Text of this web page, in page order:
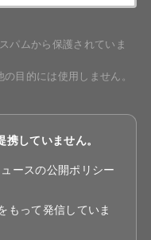
パムから保護されていま
目的には使用しません。
していません。
ースの公開ポリシー
もって発信していま